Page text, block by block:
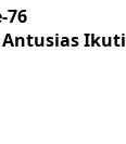
76
Ikuti